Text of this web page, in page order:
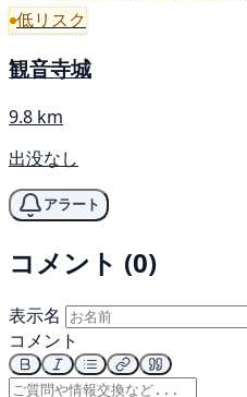
低リスク
観音寺城
9.8 km
出没なし
アラート
コメント (0)
表示名
コメント